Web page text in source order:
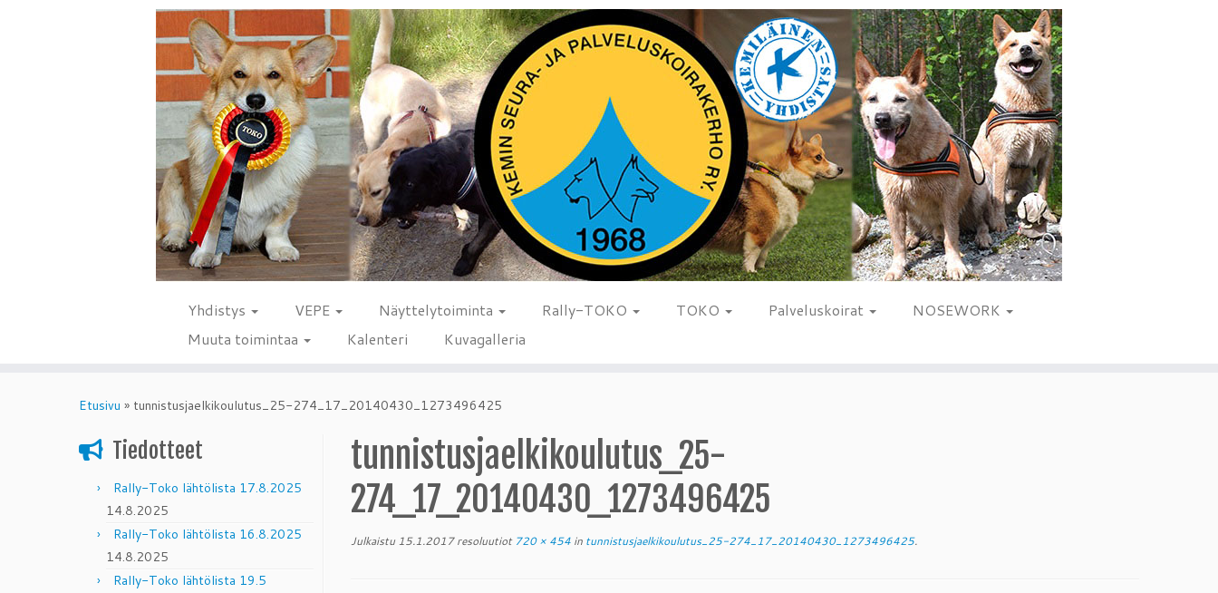
Yhdistys VEPE Näyttelytoiminta Rally-TOKO TOKO Palveluskoirat
NOSEWORK
Muuta toimintaa
Kalenteri Kuvagalleria
Etusivu » tunnistusjaelkikoulutus_25-274_17_20140430_1273496425
Tiedotteet
Rally-Toko lähtölista 17.8.2025
14.8.2025
Rally-Toko lähtölista 16.8.2025
14.8.2025
Rally-Toko lähtölista 19.5
tunnistusjaelkikoulutus_25-
274_17_20140430_1273496425
Julkaistu 15.1.2017resoluutiot720 × 454 in tunnistusjaelkikoulutus_25-274_17_20140430_1273496425.